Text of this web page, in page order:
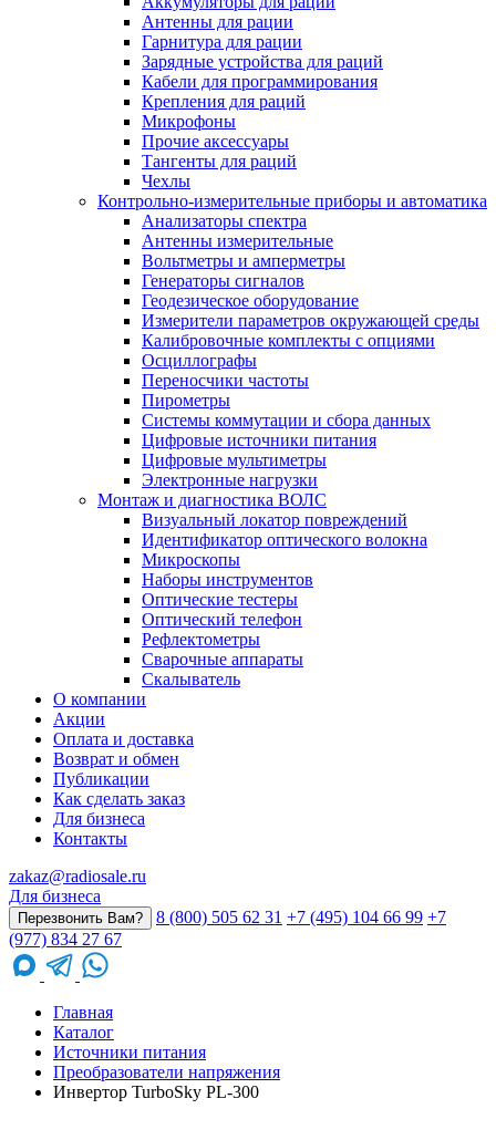
Антенны для рации
Гарнитура для рации
Зарядные устройства для раций
Кабели для программирования
Крепления для раций
Микрофоны
Прочие аксессуары
Тангенты для раций
Чехлы
Контрольно-измерительные приборы и автоматика
Анализаторы спектра
Антенны измерительные
Вольтметры и амперметры
Генераторы сигналов
Геодезическое оборудование
Измерители параметров окружающей среды
Калибровочные комплекты с опциями
Осциллографы
Переносчики частоты
Пирометры
Системы коммутации и сбора данных
Цифровые источники питания
Цифровые мультиметры
Электронные нагрузки
Монтаж и диагностика ВОЛС
Визуальный локатор повреждений
Идентификатор оптического волокна
Микроскопы
Наборы инструментов
Оптические тестеры
Оптический телефон
Рефлектометры
Сварочные аппараты
Скалыватель
О компании
Акции
Оплата и доставка
Возврат и обмен
Публикации
Как сделать заказ
Для бизнеса
Контакты
zakaz@radiosale.ru
Для бизнеса
Перезвонить Вам? 8 (800) 505 62 31 +7 (495) 104 66 99 +7
(977) 834 27 67
Главная
Каталог
Источники питания
Преобразователи напряжения
Инвертор TurboSky PL-300